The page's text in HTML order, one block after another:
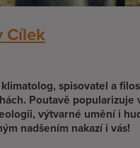
Cílek
spisovatel a
Poutavě popularizuje
výtvarné umění i
nadšením nakazí i vás!